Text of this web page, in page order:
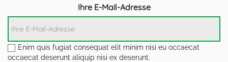
Ihre E-Mail-Adresse
Enim quis fugiat consequat elit minim nisi eu occaecat
occaecat deserunt aliquip nisi ex deserunt.